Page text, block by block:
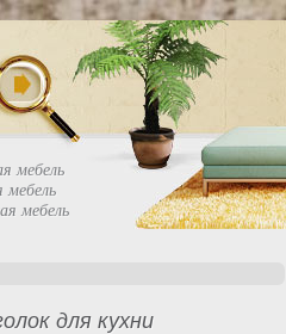
мебель
мебель
мебель
для кухни